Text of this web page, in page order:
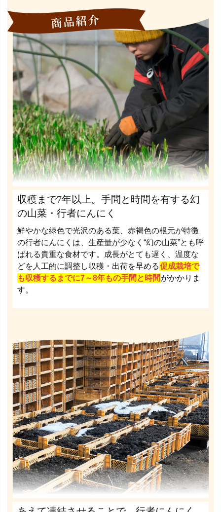
収穫まで7年以上。手間と時間を有する幻
の山菜・行者にんにく
鮮やかな緑色で光沢のある葉、赤褐色の根元が特徴
の行者にんにくは、生産量が少なく“幻の山菜”とも呼
ばれる貴重な食材です。成長がとても遅く、温度な
どを人工的に調整し収穫・出荷を早める促成栽培で
も収穫するまでに7～8年もの手間と時間 がかかりま
す。